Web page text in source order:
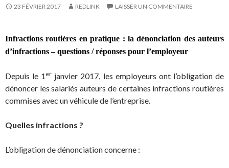
23 FÉVRIER 2017 REDLINK LAISSER UN COMMENTAIRE
Infractions routières en pratique : la dénonciation des auteurs
d’infractions – questions / réponses pour l’employeur
Depuis le 1 er janvier 2017, les employeurs ont l’obligation de
dénoncer les salariés auteurs de certaines infractions routières
commises avec un véhicule de l’entreprise.
Quelles infractions ?
L’obligation de dénonciation concerne :